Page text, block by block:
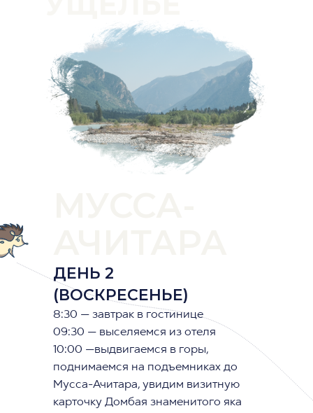
ДЕНЬ 2
(ВОСКРЕСЕНЬЕ)
8:30 — завтрак в гостинице
09:30 — выселяемся из отеля
10:00 —выдвигаемся в горы,
поднимаемся на подъемниках до
Мусса-Ачитара, увидим визитную
карточку Домбая знаменитого яка